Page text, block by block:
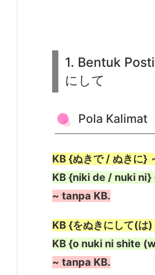
き
に
2.
P
o
l
a
a
l
i
m
Iya, tadi, tiba-
Waah,
Eh,
1. Bentuk
にして
Pola Kalimat
KB {ぬきで / ぬきに}
KB {niki de / nuki ni}
~ tanpa KB.
KB {をぬきにして(は
KB {o nuki ni shite
~ tanpa KB.